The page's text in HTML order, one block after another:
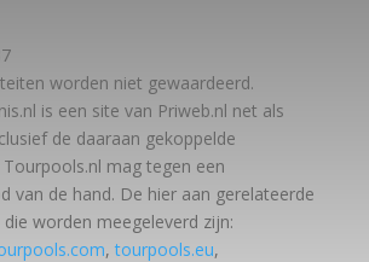
worden niet gewaardeerd.
is een site van Priweb.nl net als
de daaraan gekoppelde
mag tegen een
van de hand. De hier aan gerelateerde
worden meegeleverd zijn:
,tourpools.eu,